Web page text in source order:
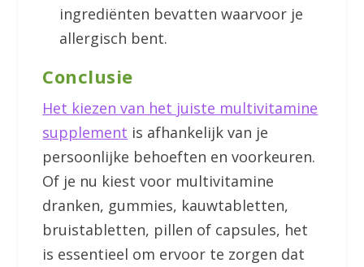
ingrediënten bevatten waarvoor je
allergisch bent.
Conclusie
Het kiezen van het juiste multivitamine
supplement is afhankelijk van je
persoonlijke behoeften en voorkeuren.
Of je nu kiest voor multivitamine
dranken, gummies, kauwtabletten,
bruistabletten, pillen of capsules, het
is essentieel om ervoor te zorgen dat